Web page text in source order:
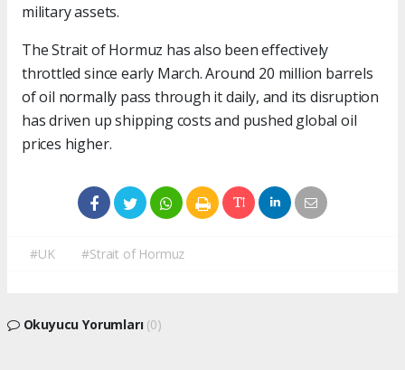
military assets.
The Strait of Hormuz has also been effectively
throttled since early March. Around 20 million barrels
of oil normally pass through it daily, and its disruption
has driven up shipping costs and pushed global oil
prices higher.
#UK #Strait of Hormuz
Okuyucu Yorumları (0)